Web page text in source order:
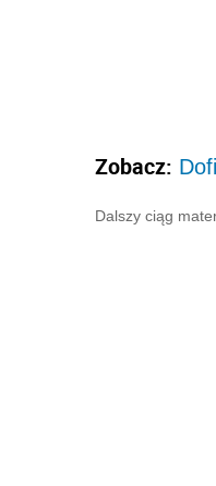
Zobacz:
Dalszy ciąg